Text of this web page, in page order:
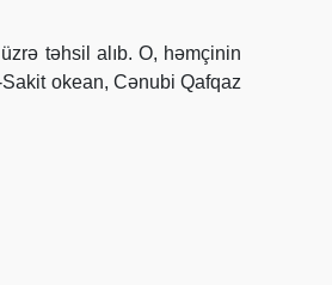
təhsil alıb. O, həmçinin
okean, Cənubi Qafqaz